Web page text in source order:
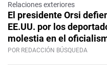
Relaciones exteriores
El presidente Orsi
EE.UU. por los
molestia en el
POR REDACCIÓN BÚSQUEDA